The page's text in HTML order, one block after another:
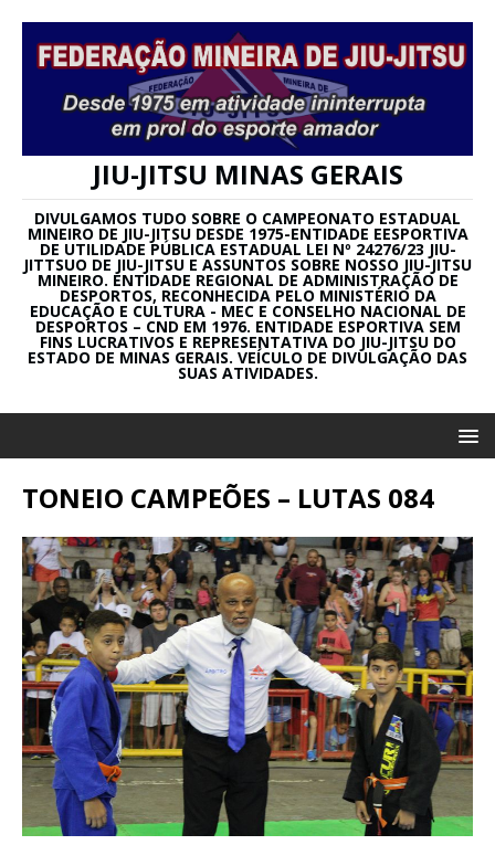
JIU-JITSU MINAS GERAIS
DIVULGAMOS TUDO SOBRE O CAMPEONATO ESTADUAL
MINEIRO DE JIU-JITSU DESDE 1975-ENTIDADE EESPORTIVA
DE UTILIDADE PÚBLICA ESTADUAL LEI Nº 24276/23 JIU-
JITTSUO DE JIU-JITSU E ASSUNTOS SOBRE NOSSO JIU-JITSU
MINEIRO. ENTIDADE REGIONAL DE ADMINISTRAÇÃO DE
DESPORTOS, RECONHECIDA PELO MINISTÉRIO DA
EDUCAÇÃO E CULTURA - MEC E CONSELHO NACIONAL DE
DESPORTOS – CND EM 1976. ENTIDADE ESPORTIVA SEM
FINS LUCRATIVOS E REPRESENTATIVA DO JIU-JITSU DO
ESTADO DE MINAS GERAIS. VEÍCULO DE DIVULGAÇÃO DAS
SUAS ATIVIDADES.
TONEIO CAMPEÕES – LUTAS 084